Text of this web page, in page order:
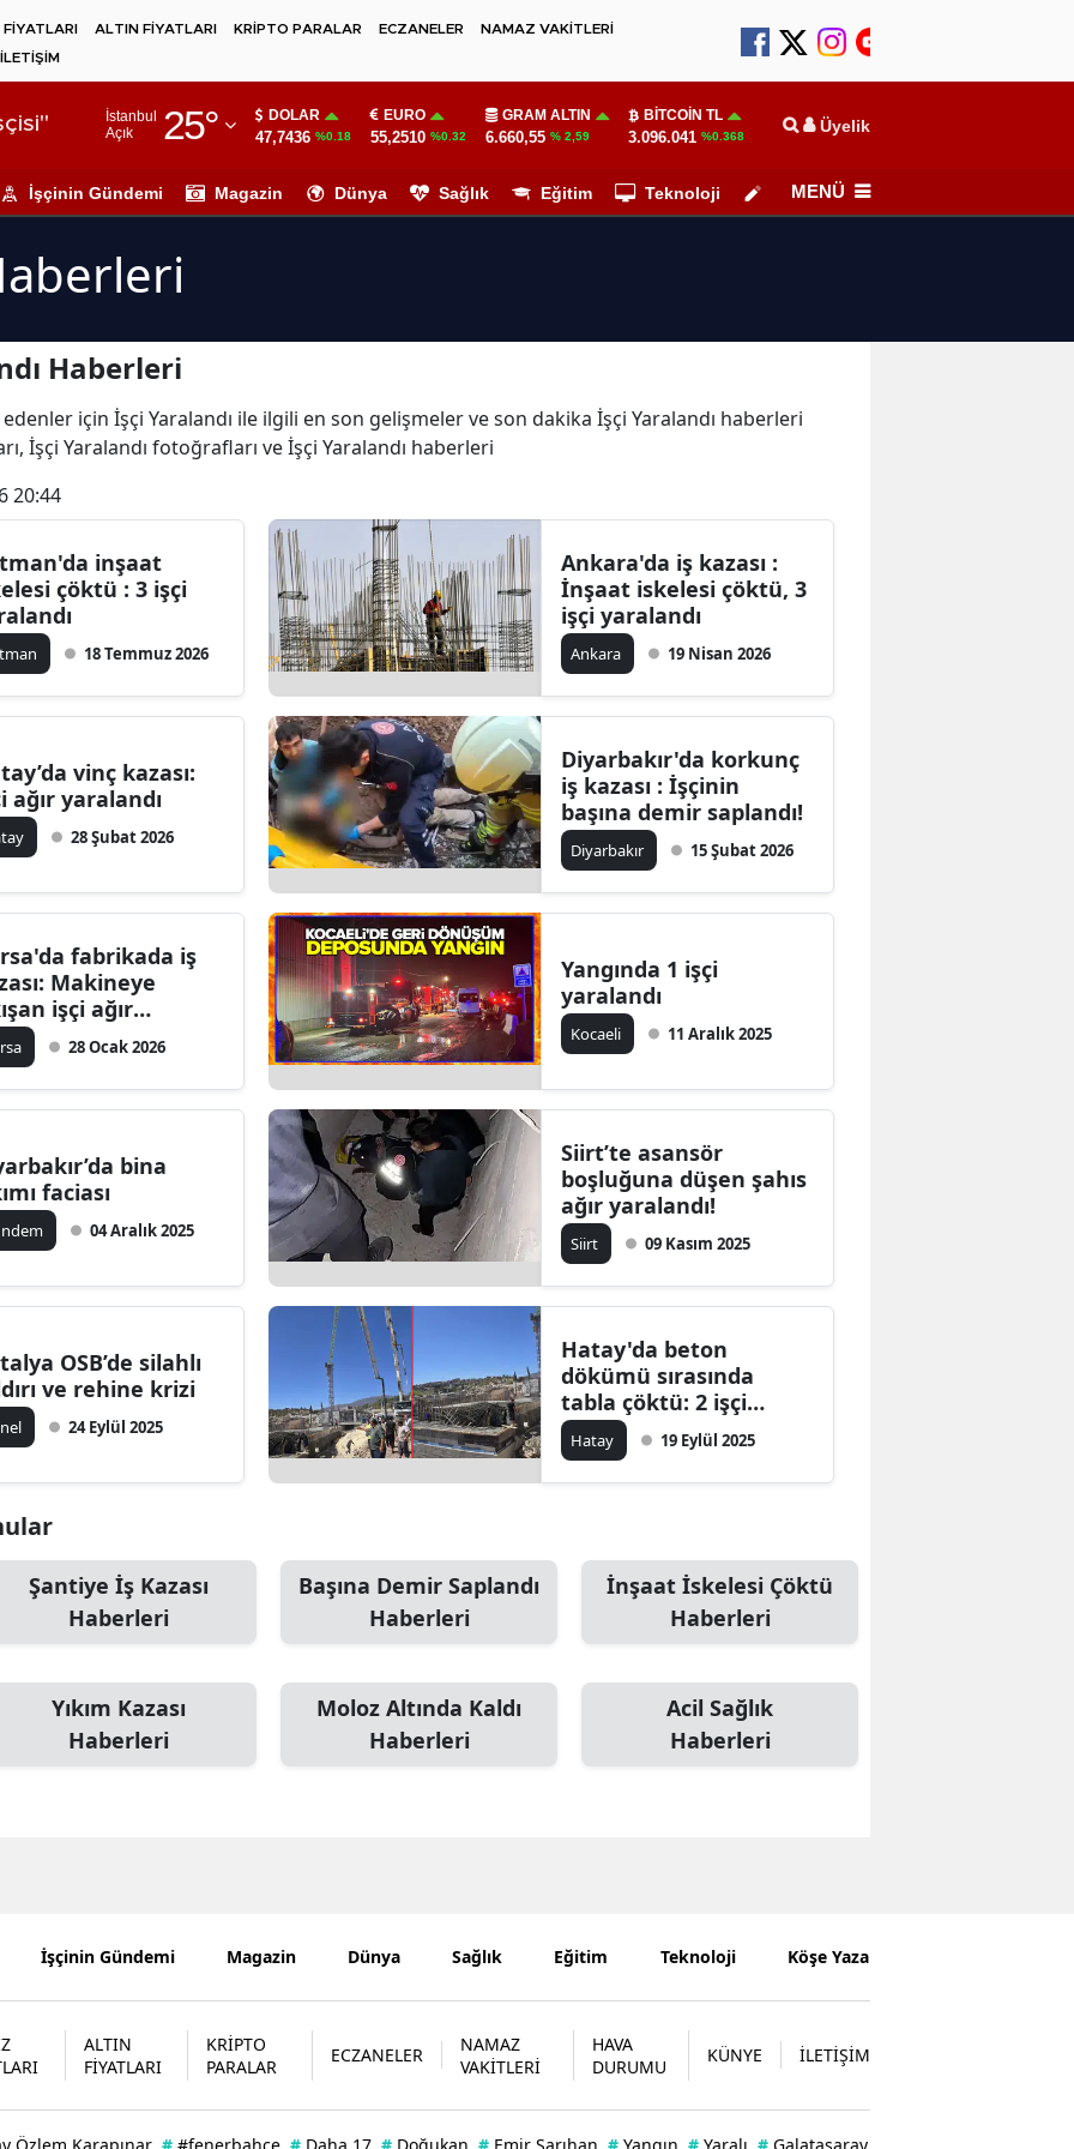
ALTIN FİYATLARI KRİPTO PARALAR ECZANELER
NAMAZ VAKİTLERİ
İLETİŞİM
İstanbul
Açık
25°
Adıyaman
Ağrı
Amasya
Antalya
Artvin
Balıkesir
Bilecik
Bitlis
Bolu
Bursa
Çankırı
Çorum
Denizli
Diyarbakır
Edirne
Elazığ
Eskişehir
Gaziantep
Giresun
Isparta
Mersin
İzmir
Kocaeli
Kütahya
DOLAR
47,7436 %0.18
EURO
55,2510 %0.32
GRAM ALTIN
6.660,55 % 2,59
BITCOIN TL
3.096.041 %0.368 Üyelik
İşçinin Gündemi Magazin Dünya Sağlık Eğitim Teknoloji Köşe Yazarları
MENÜ
Haberleri
için İşçi Yaralandı ile ilgili en son gelişmeler ve son dakika İşçi Yaralandı haberleri
İşçi Yaralandı fotoğrafları ve İşçi Yaralandı haberleri
20:44
inşaat
çöktü : 3 işçi
18 Temmuz 2026
Ankara'da iş kazası :
İnşaat iskelesi çöktü, 3
işçi yaralandı
Ankara 19 Nisan 2026
vinç kazası:
ağır yaralandı
28 Şubat 2026
Diyarbakır'da korkunç
iş kazası : İşçinin
başına demir saplandı!
Diyarbakır 15 Şubat 2026
fabrikada iş
Makineye
işçi ağır
28 Ocak 2026
Yangında 1 işçi
yaralandı
Kocaeli 11 Aralık 2025
bina
faciası
04 Aralık 2025
Siirt’te asansör
boşluğuna düşen şahıs
ağır yaralandı!
Siirt 09 Kasım 2025
OSB’de silahlı
ve rehine krizi
24 Eylül 2025
Hatay'da beton
dökümü sırasında
tabla çöktü: 2 işçi
yaralandı!
Hatay 19 Eylül 2025
Şantiye İş Kazası
Haberleri
Başına Demir Saplandı
Haberleri
İnşaat İskelesi Çöktü
Haberleri
Yıkım Kazası
Haberleri
Moloz Altında Kaldı
Haberleri
Acil Sağlık
Haberleri
İşçinin Gündemi Magazin Dünya Sağlık Eğitim Teknoloji Köşe Yazarları
ALTIN
FİYATLARI
KRİPTO
PARALAR
ECZANELER
NAMAZ
VAKİTLERİ
HAVA
DURUMU
KÜNYE İLETİŞİM